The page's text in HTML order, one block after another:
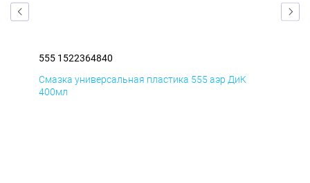
555 1522364840
Смазка универсальная пластика 555 аэр ДиК
400мл